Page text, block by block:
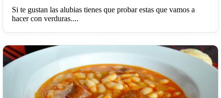
Si te gustan las alubias tienes que probar estas que vamos a
hacer con verduras....